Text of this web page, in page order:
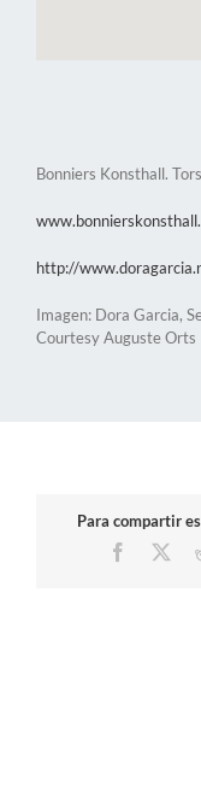
Bonniers Konsthall.
http://
Imagen: Dora Garcia,
Courtesy Auguste Orts
Para compartir
Facebook